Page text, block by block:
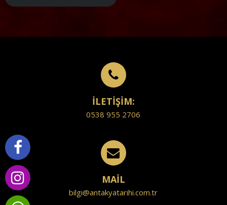
İLETİŞİM:
0538 955 2706
MAİL
bilgi@antakyatarihi.com.tr